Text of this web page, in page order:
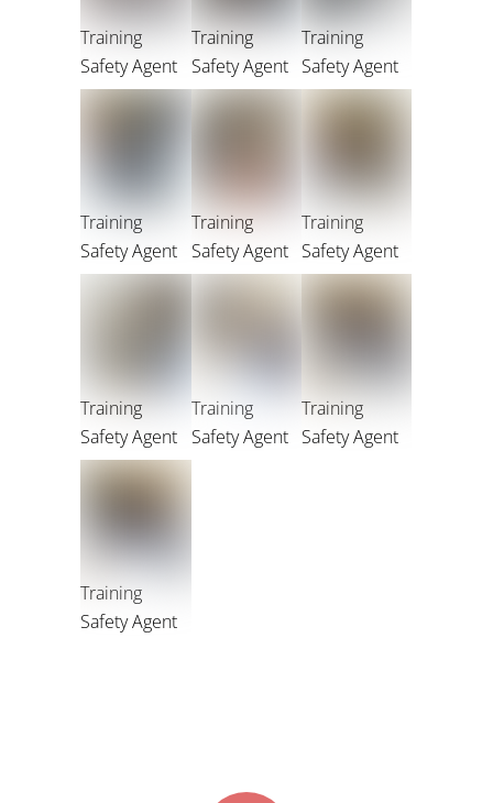
Training
Safety Agent
Training
Safety Agent
Training
Safety Agent
Training
Safety Agent
Training
Safety Agent
Training
Safety Agent
Training
Safety Agent
Training
Safety Agent
Training
Safety Agent
Training
Safety Agent